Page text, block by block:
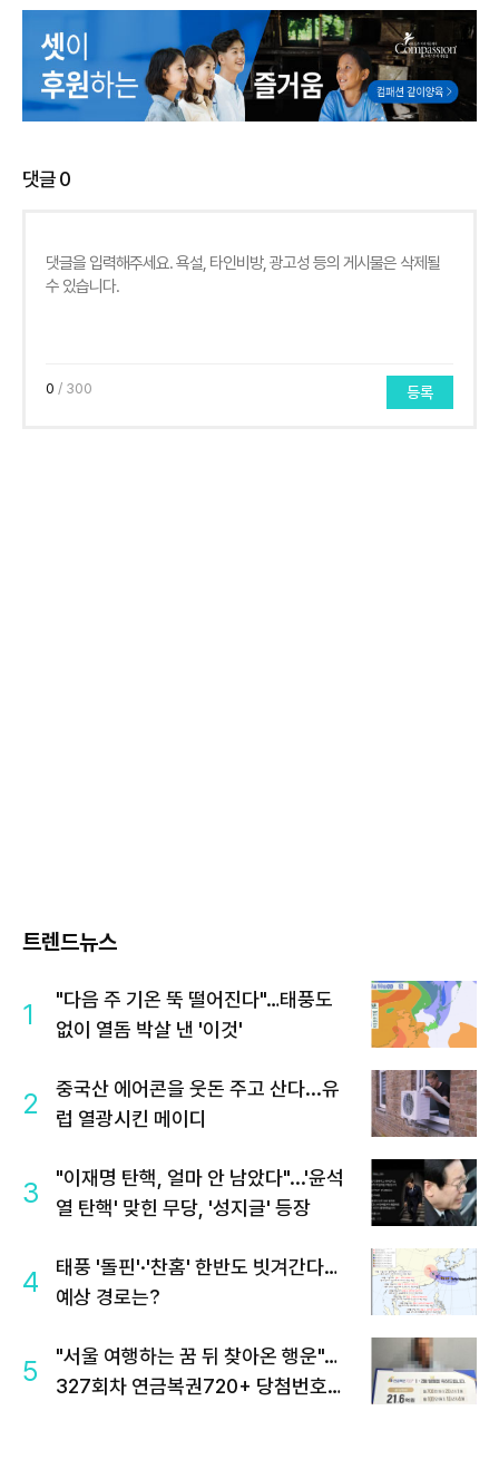
댓글0
0 / 300 등록
트렌드뉴스
1
"다음 주 기온 뚝 떨어진다"…태풍도
없이 열돔 박살 낸 '이것'
2
중국산 에어콘을 웃돈 주고 산다...유
럽 열광시킨 메이디
3
"이재명 탄핵, 얼마 안 남았다"...'윤석
열 탄핵' 맞힌 무당, '성지글' 등장
4
태풍 '돌핀'·'찬홈' 한반도 빗겨간다…
예상 경로는?
5
"서울 여행하는 꿈 뒤 찾아온 행운"…
327회차 연금복권720+ 당첨번호조